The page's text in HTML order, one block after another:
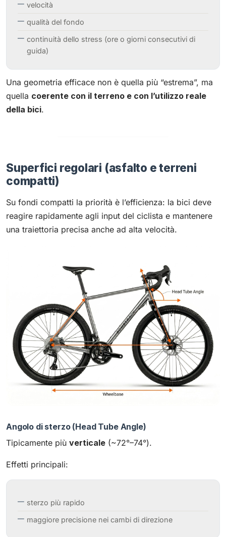
velocità
qualità del fondo
continuità dello stress (ore o giorni consecutivi di
guida)
Una geometria efficace non è quella più “estrema”, ma
quella coerente con il terreno e con l’utilizzo reale
della bici.
Superfici regolari (asfalto e terreni
compatti)
Su fondi compatti la priorità è l’efficienza: la bici deve
reagire rapidamente agli input del ciclista e mantenere
una traiettoria precisa anche ad alta velocità.
Angolo di sterzo (Head Tube Angle)
Tipicamente più verticale (~72°–74°).
Effetti principali:
sterzo più rapido
maggiore precisione nei cambi di direzione